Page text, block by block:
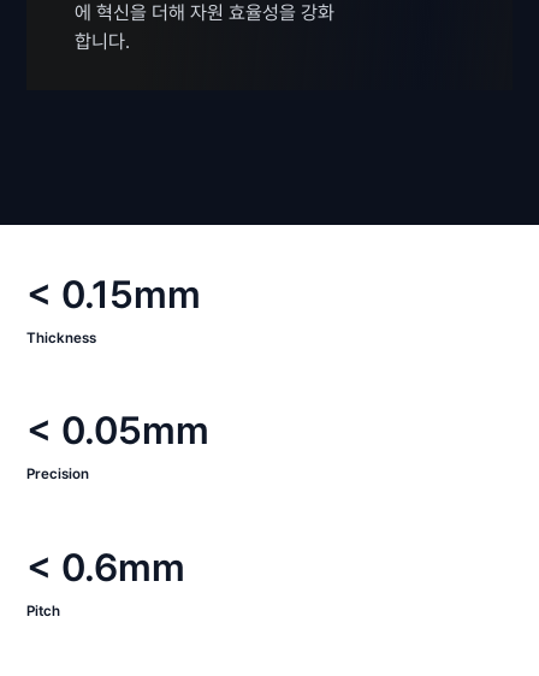
에 혁신을 더해 자원 효율성을 강화
합니다.
< 0.15mm
Thickness
< 0.05mm
Precision
< 0.6mm
Pitch